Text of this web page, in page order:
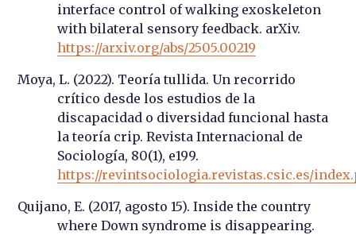
interface control of walking exoskeleton
with bilateral sensory feedback. arXiv.
https://arxiv.org/abs/2505.00219
Moya, L. (2022). Teoría tullida. Un recorrido
crítico desde los estudios de la
discapacidad o diversidad funcional hasta
la teoría crip. Revista Internacional de
Sociología, 80(1), e199.
https://revintsociologia.revistas.csic.es/
Quijano, E. (2017, agosto 15). Inside the country
where Down syndrome is disappearing.